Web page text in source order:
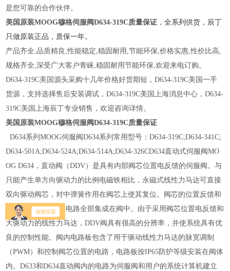
是您可靠的合作伙伴。
美国原装MOOG穆格伺服阀D634-319C质量保证 ，全系列供货，辰丁
只做原装正品，质保一年。
产品齐全,品质精良,性能稳定,稳固耐用,节能环保,价格实惠,性价比高,
规格齐全,深受广大客户青睐,稳固耐用节能环保,欢迎来电订购。
D634-319C美国源头采购十几年价格好货期短，D634-319C美国一手
货源，支持选择售后安装调试，D634-319C美国上海消息中心，D634-
319C美国上海辰丁专业销售，欢迎咨询详情。
美国原装MOOG穆格伺服阀D634-319C质量保证
D634系列MOOG伺服阀D634系列常用型号：D634-319C;D634-341C;
D634-501A;D634-524A;D634-514A;D634-326CD634直动式伺服阀MO
OG D634，直动阀（DDV）是具有内部阀芯位置电反馈的伺服阀。与
只能产生单方向驱动力的比例电磁铁相比，永磁式线性力马达可直接
双向驱动阀芯，对中弹簧作用在阀芯上使其复位。阀芯的位置反馈和
脉宽调制（PWM）电路全部集成在阀中。由于采用阀芯位置电反馈和
大驱动力的线性力马达，DDV阀具有很高的分辨率，并使系统具有优
良的控制性能。阀内电路板包含了用于驱动线性力马达的脉宽调制
（PWM）和控制阀芯位置的电路，电路板按IP65防护等级安装在阀体
内。D633和D634直动阀内的电路为伺服阀和用户的系统计算机建立